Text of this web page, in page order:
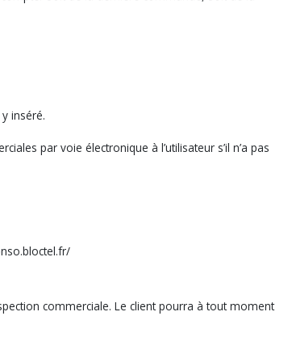
inséré.
par voie électronique à l’utilisateur s’il n’a pas
commerciale. Le client pourra à tout moment